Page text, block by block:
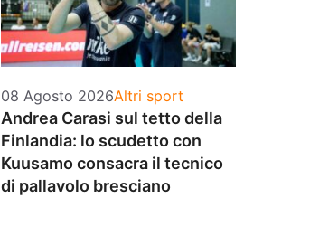
08 Agosto 2026Categorie
Altri sport
Andrea Carasi sul tetto della
Finlandia: lo scudetto con
Kuusamo consacra il tecnico
di pallavolo bresciano